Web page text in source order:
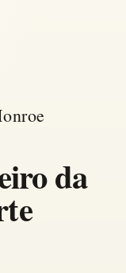
da